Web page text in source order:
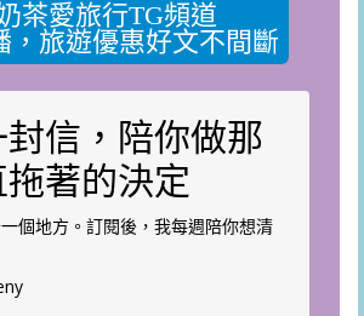
茶愛旅行TG頻道
，旅遊優惠好文不間斷
信，陪你做那
著的決定
個地方。訂閱後，我每週陪你想清